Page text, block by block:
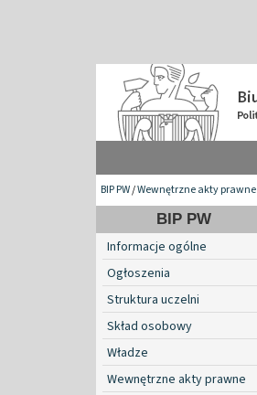
BIP PW/Wewnętrzne akty prawne
BIP PW
Informacje ogólne
Ogłoszenia
Struktura uczelni
Skład osobowy
Władze
Wewnętrzne akty prawne